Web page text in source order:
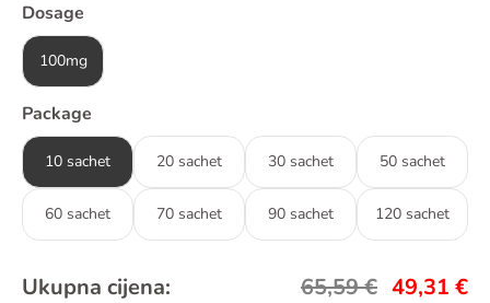
Dosage
100mg
Package
10 sachet 20 sachet 30 sachet 50 sachet
60 sachet 70 sachet 90 sachet 120 sachet
Ukupna cijena: 65,59€ 49,31 €